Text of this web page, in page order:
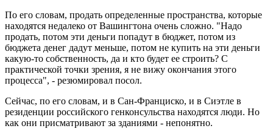
По его словам, продать определенные пространства, которые
находятся недалеко от Вашингтона очень сложно. "Надо
продать, потом эти деньги попадут в бюджет, потом из
бюджета денег дадут меньше, потом не купить на эти деньги
какую-то собственность, да и кто будет ее строить? С
практической точки зрения, я не вижу окончания этого
процесса", - резюмировал посол.
Сейчас, по его словам, и в Сан-Франциско, и в Сиэтле в
резиденции российского генконсульства находятся люди. Но
как они присматривают за зданиями - непонятно.